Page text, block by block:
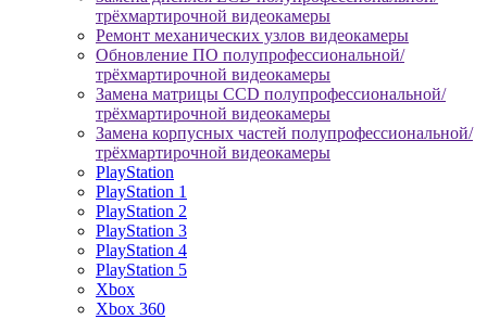
трёхмартирочной видеокамеры
Ремонт механических узлов видеокамеры
Обновление ПО полупрофессиональной/
трёхмартирочной видеокамеры
Замена матрицы CCD полупрофессиональной/
трёхмартирочной видеокамеры
Замена корпусных частей полупрофессиональной/
трёхмартирочной видеокамеры
PlayStation
PlayStation 1
PlayStation 2
PlayStation 3
PlayStation 4
PlayStation 5
Xbox
Xbox 360